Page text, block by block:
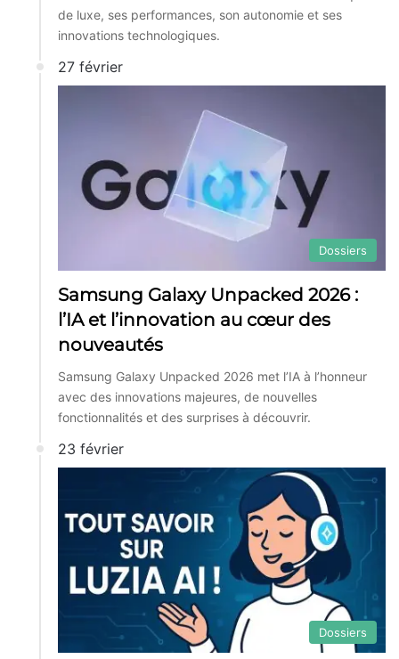
de luxe, ses performances, son autonomie et ses
innovations technologiques.
27 février
Dossiers
Samsung Galaxy Unpacked 2026 :
l’IA et l’innovation au cœur des
nouveautés
Samsung Galaxy Unpacked 2026 met l’IA à l’honneur
avec des innovations majeures, de nouvelles
fonctionnalités et des surprises à découvrir.
23 février
Dossiers